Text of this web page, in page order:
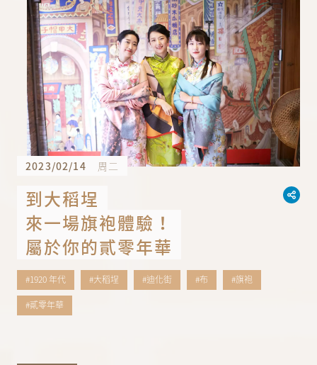
2023/02/14 周二
到大稻埕
來一場旗袍體驗！
屬於你的貳零年華
#1920 年代 #大稻埕 #迪化街 #布
#旗袍
#貳零年華